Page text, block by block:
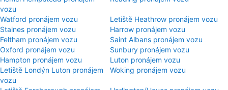
vozu
Watford pronájem vozu
Letiště Heathrow pronájem vozu
Staines pronájem vozu
Harrow pronájem vozu
Feltham pronájem vozu
Saint Albans pronájem vozu
Oxford pronájem vozu
Sunbury pronájem vozu
Hampton pronájem vozu
Luton pronájem vozu
Letiště Londýn Luton pronájem
vozu
Woking pronájem vozu